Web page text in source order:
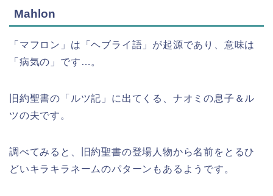
Mahlon
「マフロン」は「ヘブライ語」が起源であり、意味は
「病気の」です…。
旧約聖書の「ルツ記」に出てくる、ナオミの息子＆ル
ツの夫です。
調べてみると、旧約聖書の登場人物から名前をとるひ
どいキラキラネームのパターンもあるようです。